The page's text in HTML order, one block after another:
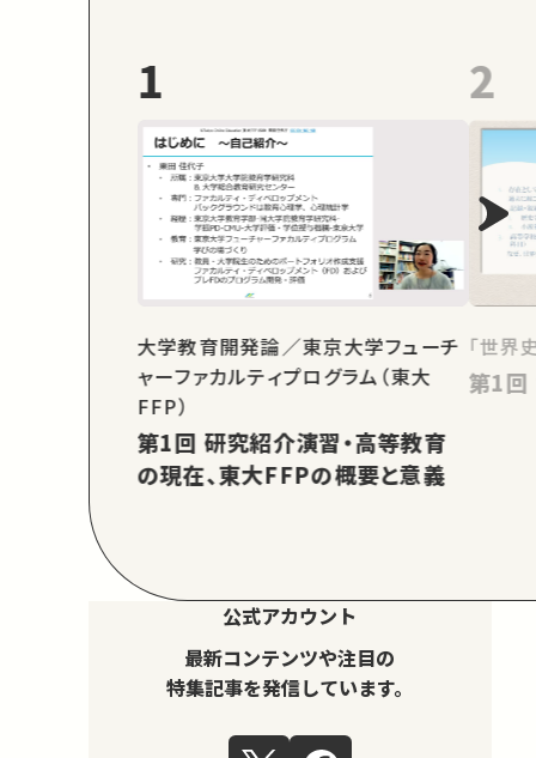
1
大学教育開発論／東京大学フューチ
ャーファカルティプログラム（東大
FFP）
第1回 研究紹介演習・高等教育
の現在、東大FFPの概要と意義
2
「世界
公式アカウント
最新コンテンツや注目の
特集記事を発信しています。